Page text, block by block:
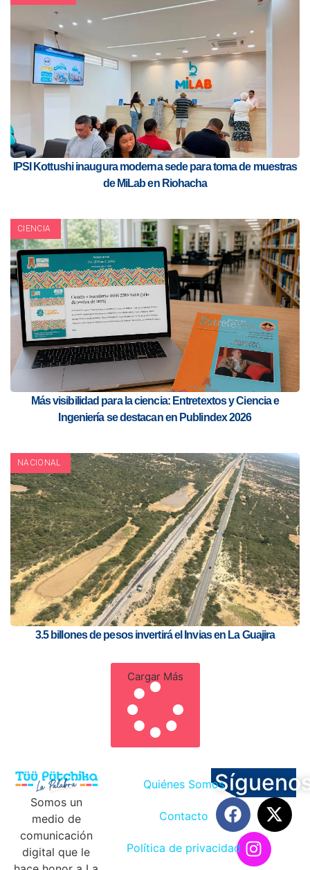
IPSI Kottushi inaugura moderna sede para toma de muestras
de MiLab en Riohacha
CIENCIA
Más visibilidad para la ciencia: Entretextos y Ciencia e
Ingeniería se destacan en Publindex 2026
NACIONAL
3.5 billones de pesos invertirá el Invias en La Guajira
Cargar Más
Somos un
medio de
comunicación
digital que le
Quiénes Somos
Contacto
Política de privacidad